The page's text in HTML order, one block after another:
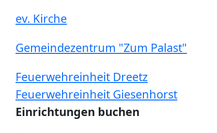
ev. Kirche
Gemeindezentrum "Zum Palast"
Feuerwehreinheit Dreetz
Feuerwehreinheit Giesenhorst
Einrichtungen buchen